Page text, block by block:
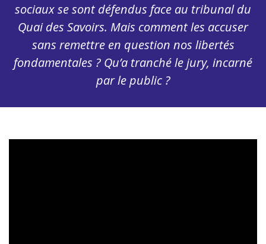
sociaux se sont défendus face au tribunal du
Quai des Savoirs. Mais comment les accuser
sans remettre en question nos libertés
fondamentales ? Qu’a tranché le jury, incarné
par le public ?